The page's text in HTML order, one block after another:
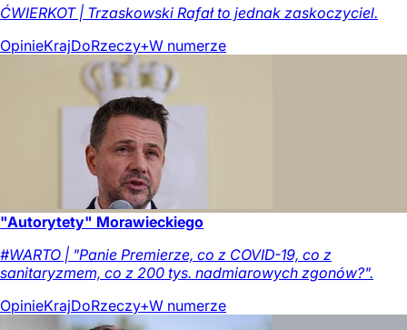
ĆWIERKOT | Trzaskowski Rafał to jednak zaskoczyciel.
OpinieKrajDoRzeczy+W numerze
"Autorytety" Morawieckiego
#WARTO | "Panie Premierze, co z COVID-19, co z
sanitaryzmem, co z 200 tys. nadmiarowych zgonów?".
OpinieKrajDoRzeczy+W numerze